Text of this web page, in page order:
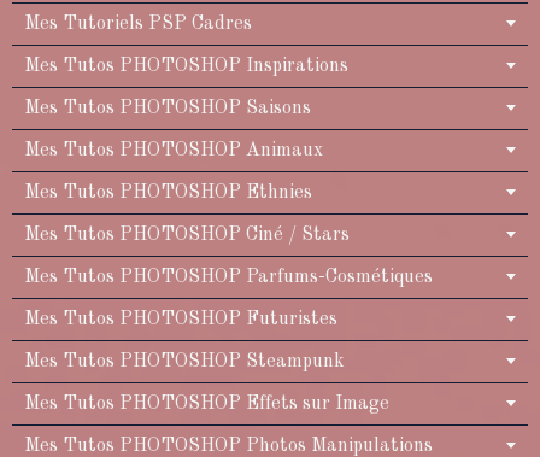
Mes Tutoriels PSP Cadres
Mes Tutos PHOTOSHOP Inspirations
Mes Tutos PHOTOSHOP Saisons
Mes Tutos PHOTOSHOP Animaux
Mes Tutos PHOTOSHOP Ethnies
Mes Tutos PHOTOSHOP Ciné / Stars
Mes Tutos PHOTOSHOP Parfums-Cosmétiques
Mes Tutos PHOTOSHOP Futuristes
Mes Tutos PHOTOSHOP Steampunk
Mes Tutos PHOTOSHOP Effets sur Image
Mes Tutos PHOTOSHOP Photos Manipulations